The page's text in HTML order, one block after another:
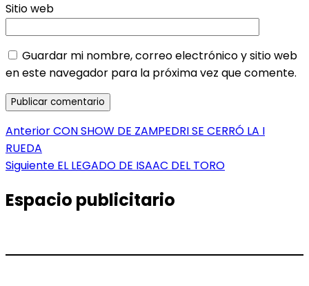
Sitio web
Guardar mi nombre, correo electrónico y sitio web
en este navegador para la próxima vez que comente.
Navegación
de
AnteriorEntrada
CON SHOW DE ZAMPEDRI SE CERRÓ LA I
RUEDA
Siguiente Entrada
EL LEGADO DE ISAAC DEL TORO
Espacio publicitario